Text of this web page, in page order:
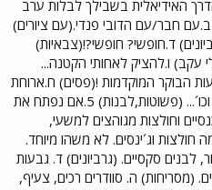
נצחי :](עם ציורים) 4.הדרך האידיאלית בשבילך לבלות ערב
חבר/עם הדובי פנדי.(עם ציורים)
ד.חופשי? חופשי?!(צבאיות)
עקב) ו.להציק לאחותי הקטנה...
הבוקר המוקדמות !(פסים) ח.ארוחת
ערב עם המשפחה,להזמין חברים וכו´... (פשוטות,לבנות) 5.אם נפתח את
וחולצות מגוהצים למשעי,
חולצות וג´ינסים. לא משהו מיוחד.
לבנים סקסיים. (גרביונים) ד. גבעות
(מסריחות) ה. סוודרים רכים, צעיף,